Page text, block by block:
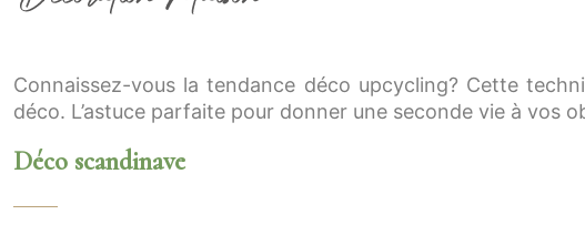
Connaissez-vous la tendance déco upcycling? Cette
déco. L’astuce parfaite pour donner une seconde vie à vos
Déco scandinave